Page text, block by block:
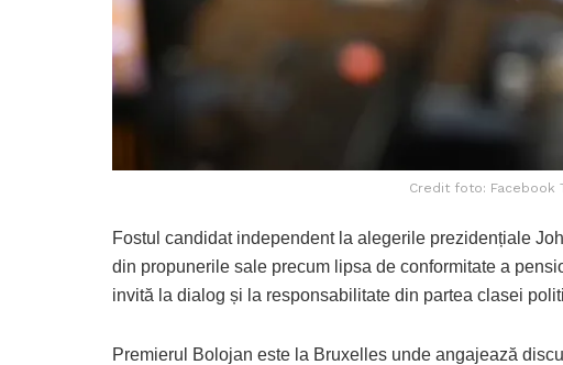
Credit foto: Facebook
Fostul candidat independent la alegerile prezidențiale
din propunerile sale precum lipsa de conformitate a
invită la dialog și la responsabilitate din partea clasei
Premierul Bolojan este la Bruxelles unde angajează